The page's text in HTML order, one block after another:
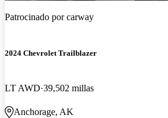
Patrocinado porcarway
2024 Chevrolet Trailblazer
LT AWD 39,502 millas
Anchorage, AK